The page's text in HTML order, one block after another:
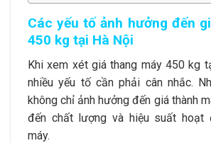
Các yếu tố ảnh hưởng đến
450 kg tại Hà Nội
Khi xem xét giá thang máy 450 kg
nhiều yếu tố cần phải cân nhắc.
không chỉ ảnh hưởng đến giá thành
đến chất lượng và hiệu suất hoạt
máy.